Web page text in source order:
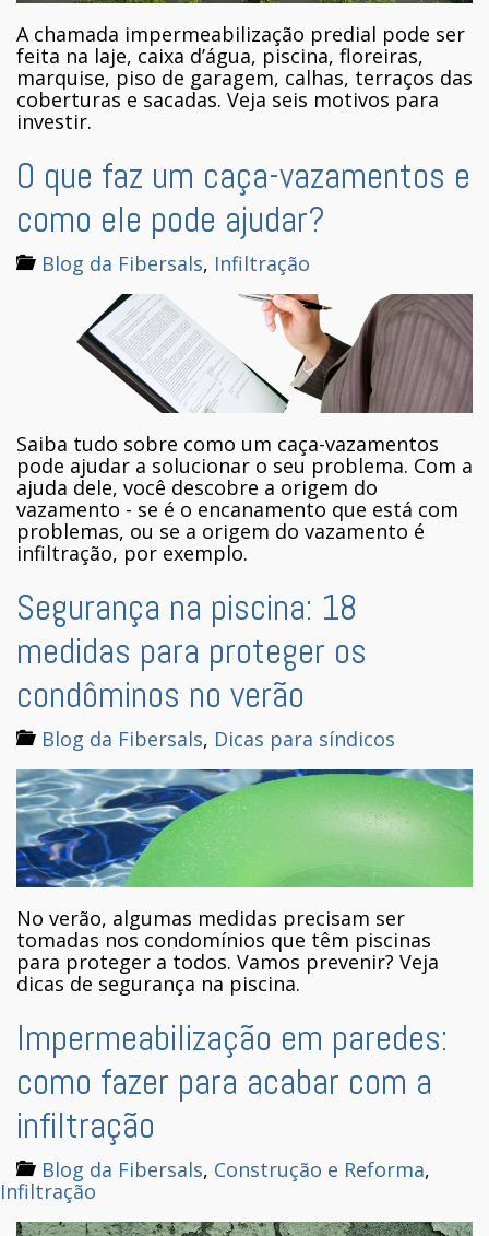
A chamada impermeabilização predial pode ser
feita na laje, caixa d’água, piscina, floreiras,
marquise, piso de garagem, calhas, terraços das
coberturas e sacadas. Veja seis motivos para
investir.
O que faz um caça-vazamentos e
como ele pode ajudar?
Blog da Fibersals, Infiltração
Saiba tudo sobre como um caça-vazamentos
pode ajudar a solucionar o seu problema. Com a
ajuda dele, você descobre a origem do
vazamento - se é o encanamento que está com
problemas, ou se a origem do vazamento é
infiltração, por exemplo.
Segurança na piscina: 18
medidas para proteger os
condôminos no verão
Blog da Fibersals, Dicas para síndicos
No verão, algumas medidas precisam ser
tomadas nos condomínios que têm piscinas
para proteger a todos. Vamos prevenir? Veja
dicas de segurança na piscina.
Impermeabilização em paredes:
como fazer para acabar com a
infiltração
Blog da Fibersals, Construção e Reforma,
Infiltração